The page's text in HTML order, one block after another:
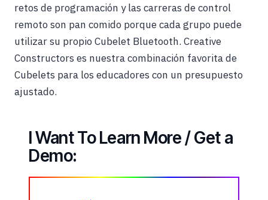
retos de programación y las carreras de control
remoto son pan comido porque cada grupo puede
utilizar su propio Cubelet Bluetooth. Creative
Constructors es nuestra combinación favorita de
Cubelets para los educadores con un presupuesto
ajustado.
I Want To Learn More / Get a
Demo: